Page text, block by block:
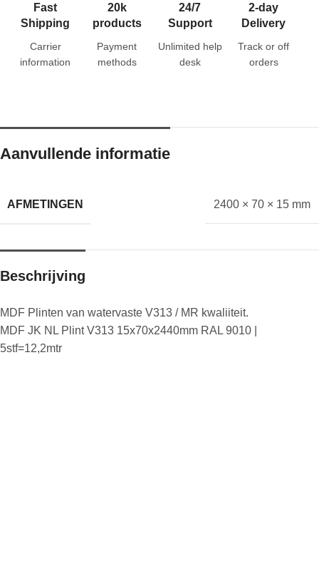
Fast
Shipping
Carrier
information
20k
products
Payment
methods
24/7
Support
Unlimited help
desk
2-day
Delivery
Track or off
orders
Aanvullende informatie
AFMETINGEN 2400 × 70 × 15 mm
Beschrijving
MDF Plinten van watervaste V313 / MR kwaliiteit.
MDF JK NL Plint V313 15x70x2440mm RAL 9010 |
5stf=12,2mtr